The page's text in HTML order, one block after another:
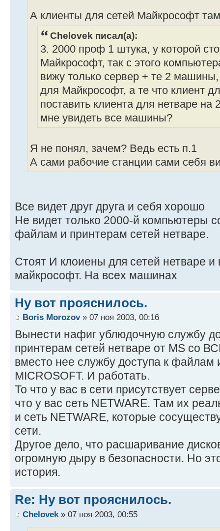
А клиенты для сетей Майкрософт
Chelovek писал(а):
3. 2000 проф 1 штука, у которой
Майкрософт, так с этого
вижу только сервер + те 2 машины,
для Майкрософт, а те что клиент
поставить клиента для нетваре на
мне увидеть все машины?
Я не понял, зачем? Ведь есть п.1
А сами рабочие станции сами себя
Все видет друг друга и себя хорошо
Не видет только 2000-й компьютеры
файлам и принтерам сетей нетваре.
Стоят И клоиены для сетей нетваре и
майкрософт. На всех машинах
Ну вот прояснилось.
Boris Morozov» 07 ноя 2003, 00:16
Вынести нафиг ублюдочную службу
принтерам сетей нетваре от MS со
вместо нее службу доступа к файлам
MICROSOFT. И работать.
То что у вас в сети присутствует
что у вас сеть NETWARE. Там их
и сеть NETWARE, которые
сети.
Другое дело, что расшаривание
огромную дыру в безопасности. Но
история.
Re: Ну вот прояснилось.
Chelovek » 07 ноя 2003, 00:55